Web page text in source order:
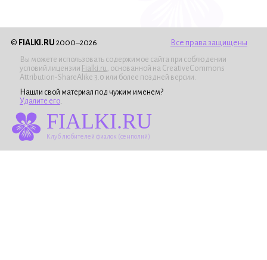
© FIALKI.RU 2000–2026 Все права защищены
Вы можете использовать содержимое сайта при соблюдении
условий лицензии Fialki.ru , основанной на CreativeCommons
Attribution-ShareAlike 3.0 или более поздней версии.
Нашли свой материал под чужим именем?
Удалите его
FIALKI.RU
Клуб любителей фиалок (сенполий)